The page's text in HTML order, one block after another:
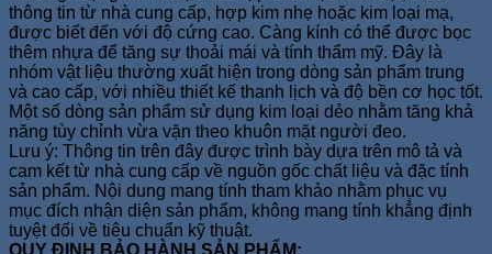
thông tin từ nhà cung cấp, hợp kim nhẹ hoặc kim loại mạ,
được biết đến với độ cứng cao. Càng kính có thể được bọc
thêm nhựa để tăng sự thoải mái và tính thẩm mỹ. Đây là
nhóm vật liệu thường xuất hiện trong dòng sản phẩm trung
và cao cấp, với nhiều thiết kế thanh lịch và độ bền cơ học tốt.
Một số dòng sản phẩm sử dụng kim loại dẻo nhằm tăng khả
năng tùy chỉnh vừa vặn theo khuôn mặt người đeo.
Lưu ý: Thông tin trên đây được trình bày dựa trên mô tả và
cam kết từ nhà cung cấp về nguồn gốc chất liệu và đặc tính
sản phẩm. Nội dung mang tính tham khảo nhằm phục vụ
mục đích nhận diện sản phẩm, không mang tính khẳng định
tuyệt đối về tiêu chuẩn kỹ thuật.
QUY ĐỊNH BẢO HÀNH SẢN PHẨM: